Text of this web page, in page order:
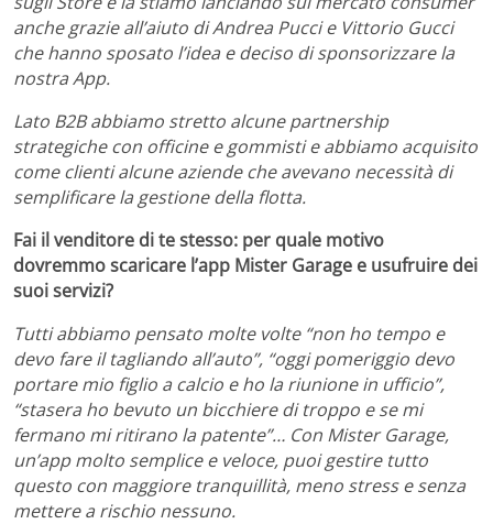
anche grazie all’aiuto di Andrea Pucci e Vittorio Gucci
che hanno sposato l’idea e deciso di sponsorizzare la
nostra App.
Lato B2B abbiamo stretto alcune partnership
strategiche con officine e gommisti e abbiamo acquisito
come clienti alcune aziende che avevano necessità di
semplificare la gestione della flotta.
Fai il venditore di te stesso: per quale motivo
dovremmo scaricare l’app Mister Garage e usufruire dei
suoi servizi?
Tutti abbiamo pensato molte volte “non ho tempo e
devo fare il tagliando all’auto”, “oggi pomeriggio devo
portare mio figlio a calcio e ho la riunione in ufficio”,
“stasera ho bevuto un bicchiere di troppo e se mi
fermano mi ritirano la patente”… Con Mister Garage,
un’app molto semplice e veloce, puoi gestire tutto
questo con maggiore tranquillità, meno stress e senza
mettere a rischio nessuno.